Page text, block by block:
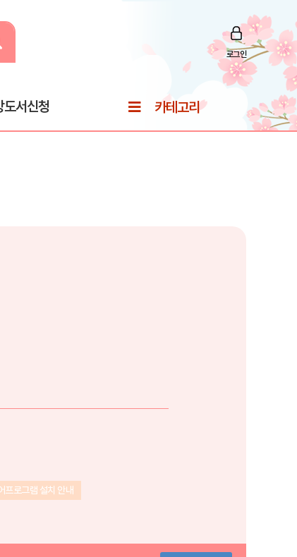
로그인
도서신청 카테고리
프로그램 설치 안내